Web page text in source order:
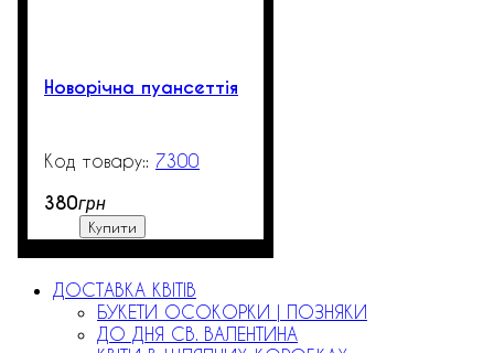
Новорічна пуансеттія
7300
380грн
Купити
ДОСТАВКА КВІТІВ
БУКЕТИ ОСОКОРКИ | ПОЗНЯКИ
ДО ДНЯ СВ. ВАЛЕНТИНА